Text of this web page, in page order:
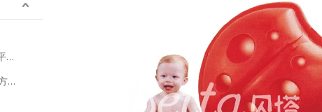
500-1000平方米（5300-11000平方英尺）
200-500平方米（2100-5300平方英尺）